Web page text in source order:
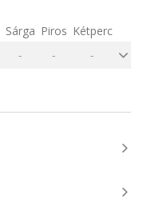
Sárga Piros Kétperc
- - -